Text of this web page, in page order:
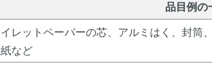
品目例の
イレットペーパーの芯、アルミはく、封筒
など